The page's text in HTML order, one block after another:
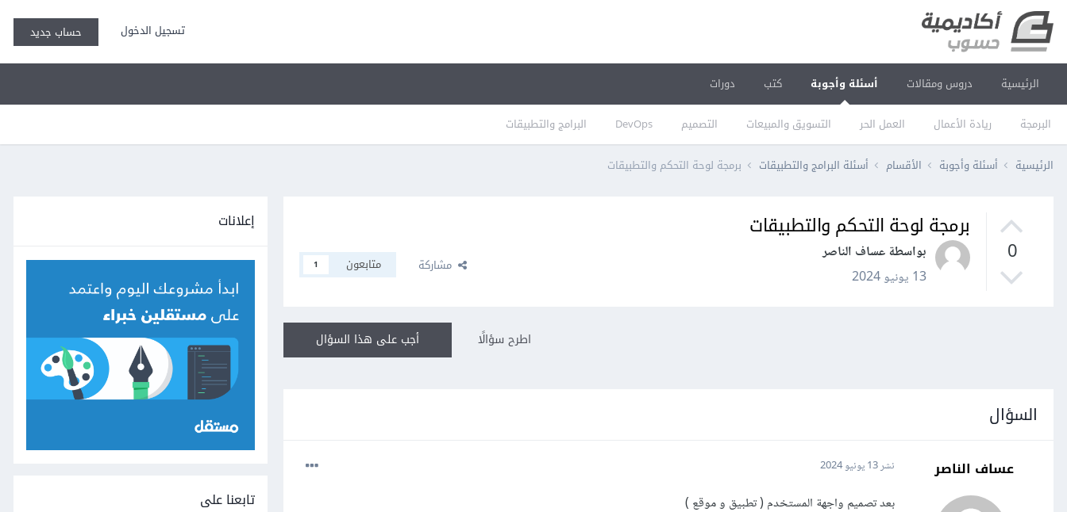
تسجيل الدخول حساب جديد
الرئيسية دروس ومقالات أسئلة وأجوبة
البرمجة ريادة الأعمال العمل الحر التسويق والمبيعات التصميم DevOps البرامج والتطبيقات
كتب دورات
الرئيسية أسئلة وأجوبة الأقسام أسئلة البرامج والتطبيقات برمجة لوحة التحكم والتطبيقات
0
برمجة لوحة التحكم والتطبيقات
بواسطة عساف الناصر
13 يونيو 2024
مشاركة متابعون 1
أجب على هذا السؤال اطرح سؤالًا
السؤال
عساف الناصر نشر13 يونيو 2024
بعد تصميم واجهة المستخدم ( تطبيق و موقع )
إعلانات
تابعنا على